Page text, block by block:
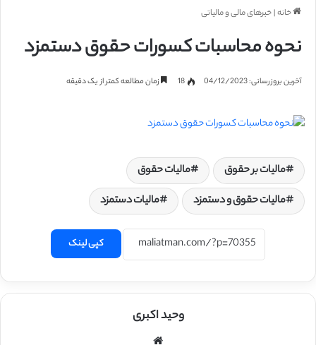
خانه|خبرهای مالی و مالیاتی
نحوه محاسبات کسورات حقوق دستمزد
آخرین بروزرسانی: 04/12/2023 18 زمان مطالعه کمتر از یک دقیقه
مالیات بر حقوق
مالیات حقوق
مالیات حقوق و دستمزد
مالیات دستمزد
کپی لینک
وحید اکبری